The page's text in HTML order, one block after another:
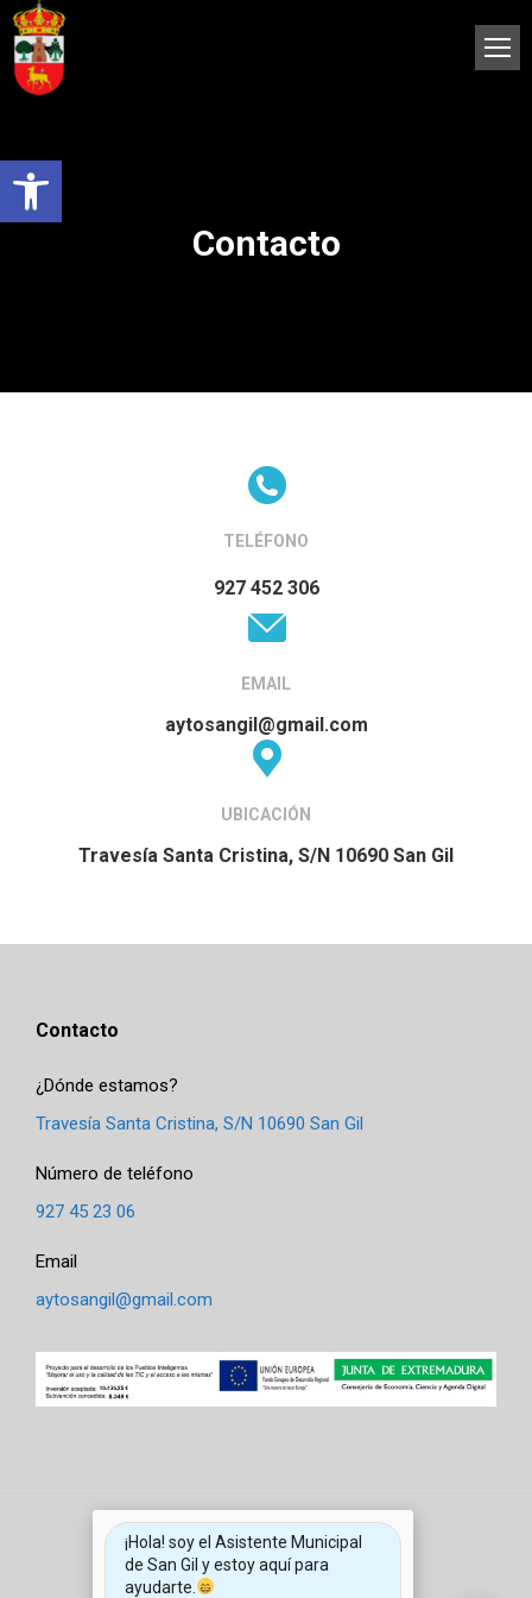
Abrir barra de herramientas
Contacto
TELÉFONO
927 452 306
EMAIL
aytosangil@gmail.com
UBICACIÓN
Travesía Santa Cristina, S/N 10690 San Gil
Contacto
¿Dónde estamos?
Travesía Santa Cristina, S/N 10690 San Gil
Número de teléfono
927 45 23 06
Email
aytosangil@gmail.com
¡Hola! soy el Asistente Municipal
de San Gil y estoy aquí para
ayudarte.